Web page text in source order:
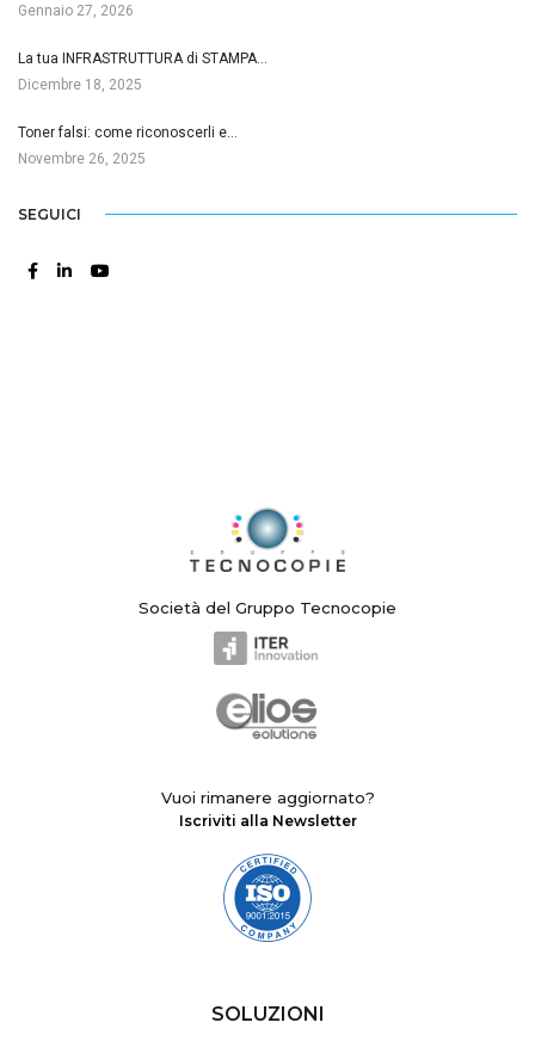
Gennaio 27, 2026
La tua INFRASTRUTTURA di STAMPA…
Dicembre 18, 2025
Toner falsi: come riconoscerli e…
Novembre 26, 2025
SEGUICI
Società del Gruppo Tecnocopie
Vuoi rimanere aggiornato?
Iscriviti alla Newsletter
SOLUZIONI